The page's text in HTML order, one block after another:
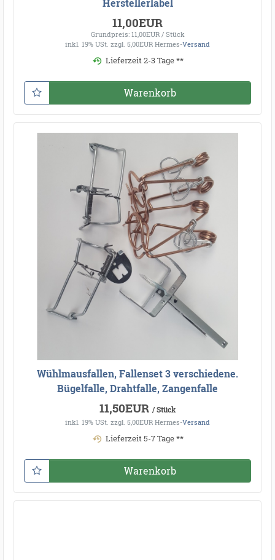
Herstellerlabel
11,00EUR
Grundpreis: 11,00EUR / Stück
inkl. 19% USt. zzgl. 5,00EUR Hermes-Versand
Lieferzeit 2-3 Tage **
Warenkorb
Wühlmausfallen, Fallenset 3 verschiedene.
Bügelfalle, Drahtfalle, Zangenfalle
11,50EUR / Stück
inkl. 19% USt. zzgl. 5,00EUR Hermes-Versand
Lieferzeit 5-7 Tage **
Warenkorb